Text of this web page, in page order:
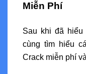
Miễn Phí
Sau khi đã hiểu
cùng tìm hiểu
Crack miễn phí